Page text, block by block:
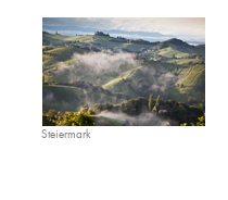
Steiermark